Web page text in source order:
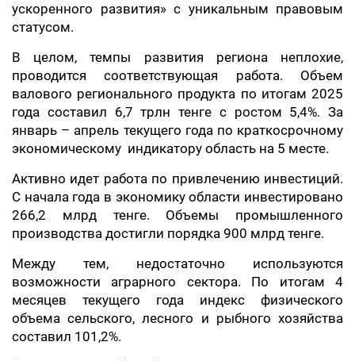
ускоренного развития» с уникальным правовым
статусом.
В целом, темпы развития региона неплохие,
проводится соответствующая работа. Объем
валового регионального продукта по итогам 2025
года составил 6,7 трлн тенге с ростом 5,4%. За
январь – апрель текущего года по краткосрочному
экономическому индикатору область на 5 месте.
Активно идет работа по привлечению инвестиций.
С начала года в экономику области инвестировано
266,2 млрд тенге. Объемы промышленного
производства достигли порядка 900 млрд тенге.
Между тем, недостаточно используются
возможности аграрного сектора. По итогам 4
месяцев текущего года индекс физического
объема сельского, лесного и рыбного хозяйства
составил 101,2%.